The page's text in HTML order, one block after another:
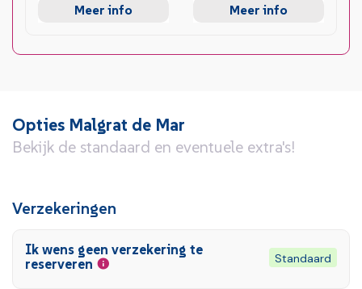
Meer info Meer info
Opties Malgrat de Mar
Bekijk de standaard en eventuele extra's!
Verzekeringen
Ik wens geen verzekering te
reserveren
Standaard